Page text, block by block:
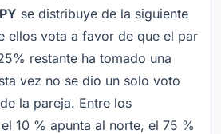
se distribuye de la siguiente
ellos vota a favor de que el par
restante ha tomado una
vez no se dio un solo voto
la pareja. Entre los
10 % apunta al norte, el 75 %